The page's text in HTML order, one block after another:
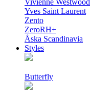
Vivienne Westwood
Yves Saint Laurent
Zento
ZeroRH+
Åska Scandinavia
Styles
Butterfly